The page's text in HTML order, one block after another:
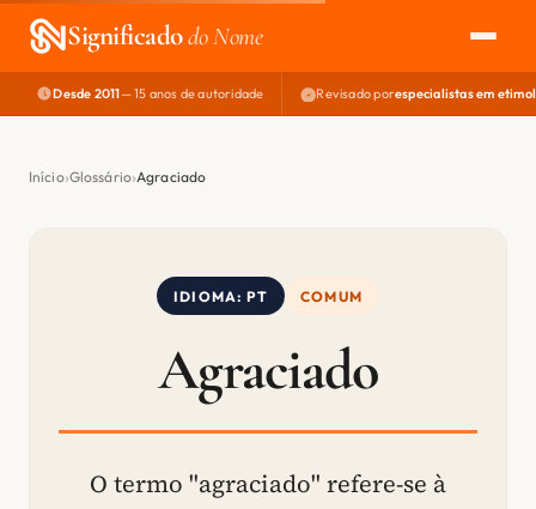
Significadodo Nome
EXPLORAR
NOME PERFEITO
Desde 2011— 15 anos de autoridade Revisado porespecialistas em
Início Glossário Agraciado
IDIOMA: PT COMUM
Agraciado
O termo "agraciado" refere-se à